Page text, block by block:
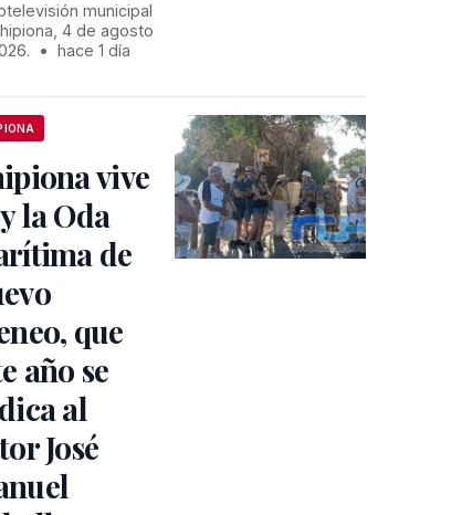
municipal
4 de agosto
• hace 1 día
vive
la Oda
de
que
año se
al
José